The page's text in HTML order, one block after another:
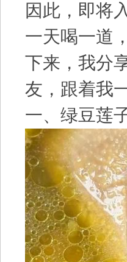
因此，即将
一天喝一道
下来，我分
友，跟着我
一、绿豆莲